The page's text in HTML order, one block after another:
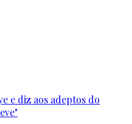
e diz aos adeptos do